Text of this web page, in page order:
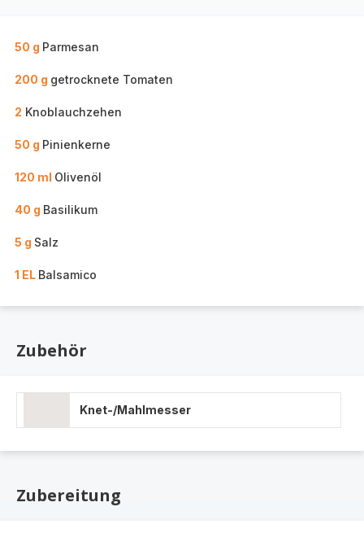
50 g Parmesan
200 g getrocknete Tomaten
2 Knoblauchzehen
50 g Pinienkerne
120 ml Olivenöl
40 g Basilikum
5 g Salz
1 EL Balsamico
Zubehör
Knet-/Mahlmesser
Zubereitung